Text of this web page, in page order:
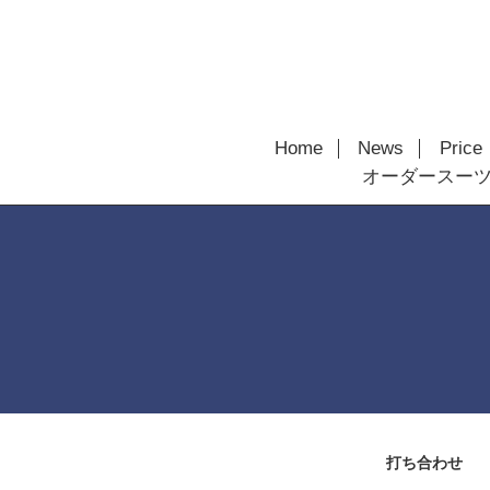
Home News
Price
オーダースー
打ち合わせ